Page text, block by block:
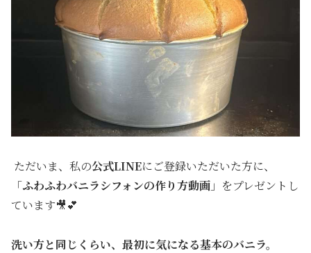
ただいま、私の公式LINEにご登録いただいた方に、
「ふわふわバニラシフォンの作り方動画 」をプレゼントし
ています🎥💕
洗い方と同じくらい、最初に気になる基本のバニラ。